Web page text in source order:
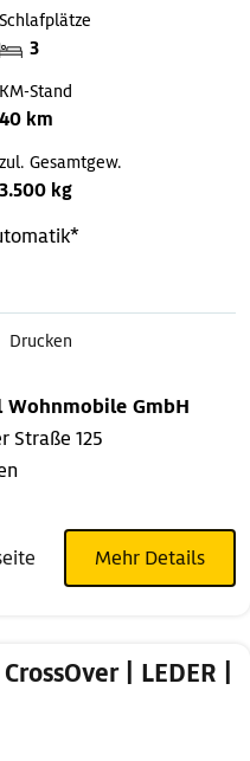
Schlafplätze
3
KM-Stand
40 km
zul. Gesamtgew.
3.500 kg
Drucken
GmbH
Straße 125
Mehr Details
| LEDER |